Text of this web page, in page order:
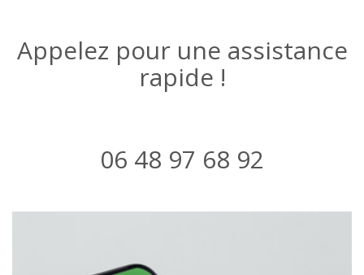
Appelez pour une assistance
rapide !
06 48 97 68 92